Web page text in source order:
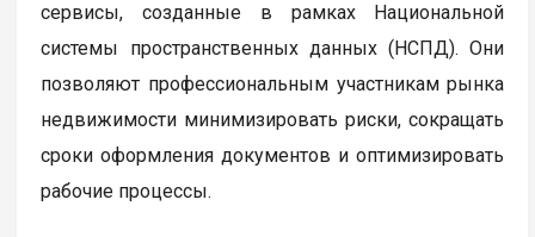
сервисы, созданные в рамках Национальной
системы пространственных данных (НСПД). Они
позволяют профессиональным участникам рынка
недвижимости минимизировать риски, сокращать
сроки оформления документов и оптимизировать
рабочие процессы.